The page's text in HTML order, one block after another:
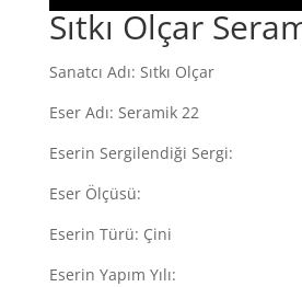
Sıtkı Olçar
Sanatcı Adı: Sıtkı Olçar
Eser Adı: Seramik 22
Eserin Sergilendiği Sergi:
Eser Ölçüsü:
Eserin Türü: Çini
Eserin Yapım Yılı: